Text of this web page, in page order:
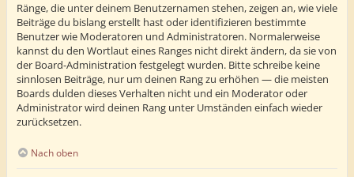
Ränge, die unter deinem Benutzernamen stehen, zeigen an, wie viele
Beiträge du bislang erstellt hast oder identifizieren bestimmte
Benutzer wie Moderatoren und Administratoren. Normalerweise
kannst du den Wortlaut eines Ranges nicht direkt ändern, da sie von
der Board-Administration festgelegt wurden. Bitte schreibe keine
sinnlosen Beiträge, nur um deinen Rang zu erhöhen — die meisten
Boards dulden dieses Verhalten nicht und ein Moderator oder
Administrator wird deinen Rang unter Umständen einfach wieder
zurücksetzen.
Nach oben